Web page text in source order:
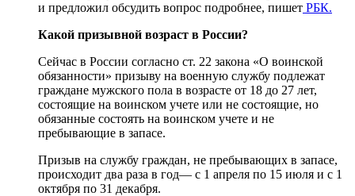
и предложил обсудить вопрос подробнее, пишет РБК.
Какой призывной возраст в России?
Сейчас в России согласно ст. 22 закона «О воинской
обязанности» призыву на военную службу подлежат
граждане мужского пола в возрасте от 18 до 27 лет,
состоящие на воинском учете или не состоящие, но
обязанные состоять на воинском учете и не
пребывающие в запасе.
Призыв на службу граждан, не пребывающих в запасе,
происходит два раза в год— с 1 апреля по 15 июля и с 1
октября по 31 декабря.